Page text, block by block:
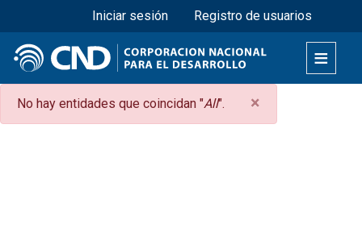
Pasar
al
contenido
principal
Menú superior
Iniciar sesión Registro de usuarios
×
Mensaje
de
No hay entidades que coincidan "All".